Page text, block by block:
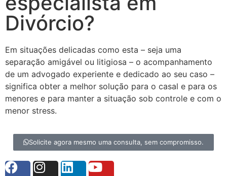
Divórcio?
Em situações delicadas como esta – seja uma
separação amigável ou litigiosa – o acompanhamento
de um advogado experiente e dedicado ao seu caso –
significa obter a melhor solução para o casal e para os
menores e para manter a situação sob controle e com o
menor stress.
Solicite agora mesmo uma consulta, sem compromisso.